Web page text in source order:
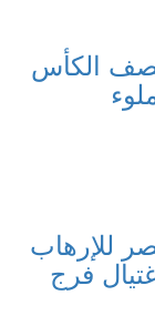
الكأس
للإرهاب
فرج